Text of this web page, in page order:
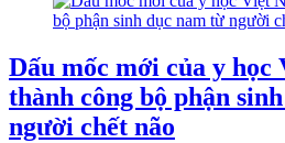
Dấu mốc mới của y học
thành công bộ phận
người chết não